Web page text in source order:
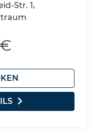
Str. 1,